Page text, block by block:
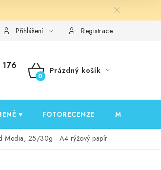
údajů Ověřování recenzí
Přihlášení Registrace
NÁKUPNÍ
Prázdný košík
♥️ FOTORECENZE MOJE
Media, 25/30g - A4 rýžový papír